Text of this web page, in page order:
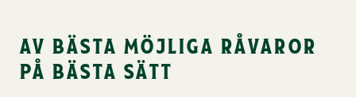
av bästa möjliga råvaror
på bästa sätt